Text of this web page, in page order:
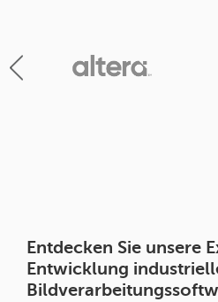
Entdecken Sie unsere
Entwicklung